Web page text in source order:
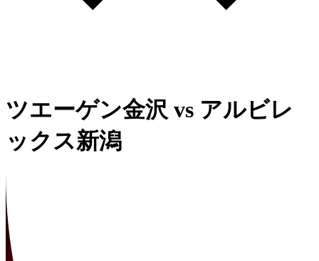
ツエーゲン金沢 vs アルビレ
ックス新潟